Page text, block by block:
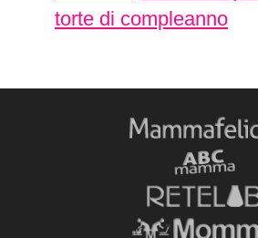
torte di compleanno